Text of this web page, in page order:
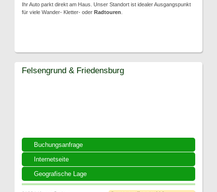
Ihr Auto parkt direkt am Haus. Unser Standort ist idealer Ausgangspunkt
für viele Wander- Kletter- oder Radtouren
Buchungsanfrage
Internetseite
Geografische Lage
Felsengrund & Friedensburg